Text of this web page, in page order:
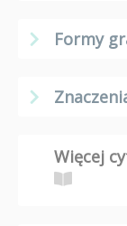
Formy
Więcej